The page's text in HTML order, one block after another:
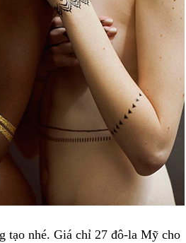
tạo nhé. Giá chỉ 27 đô-la Mỹ cho